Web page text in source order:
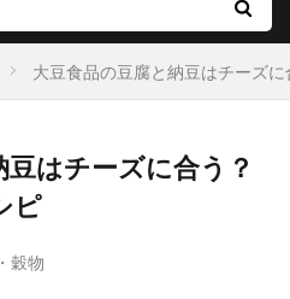
大豆食品の豆腐と納豆はチーズ
はチーズに合う？
ピ
穀物